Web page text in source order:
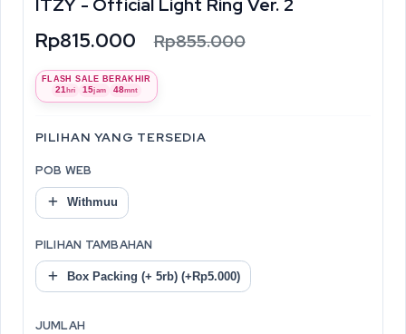
Rp815.000 Rp855.000
FLASH SALE BERAKHIR
21hri 15jam 48mnt
PILIHAN YANG TERSEDIA
POB WEB
Withmuu
PILIHAN TAMBAHAN
Box Packing (+ 5rb) (+Rp5.000)
JUMLAH